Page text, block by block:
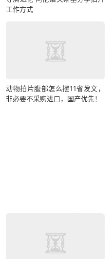
工作方式
动物拍片腹部怎么摆11省发文，
非必要不采购进口，国产优先！